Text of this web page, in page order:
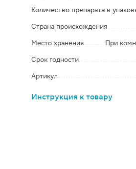
Количество препарата в
Страна происхождения
Место хранения При
Срок годности
Артикул
Инструкция к товару